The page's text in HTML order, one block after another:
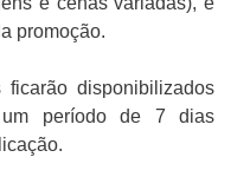
promoção.
disponibilizados
período de 7 dias